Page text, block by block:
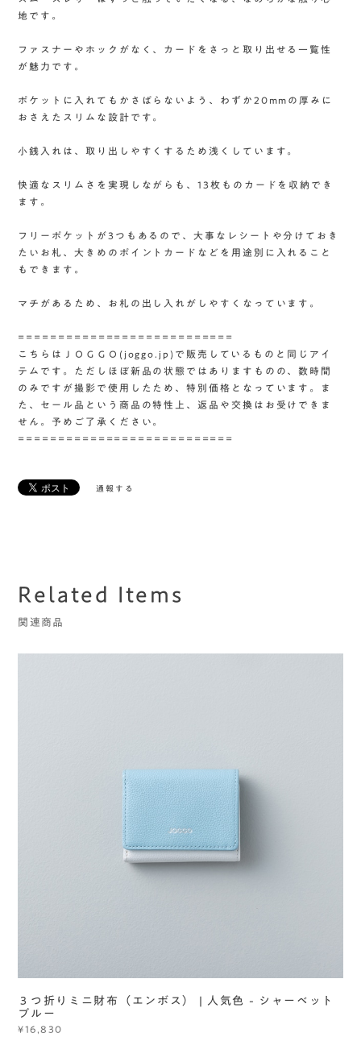
地です。
ファスナーやホックがなく、カードをさっと取り出せる一覧性
が魅力です。
ポケットに入れてもかさばらないよう、わずか20mmの厚みに
おさえたスリムな設計です。
小銭入れは、取り出しやすくするため浅くしています。
快適なスリムさを実現しながらも、13枚ものカードを収納でき
ます。
フリーポケットが3つもあるので、大事なレシートや分けておき
たいお札、大きめのポイントカードなどを用途別に入れること
もできます。
マチがあるため、お札の出し入れがしやすくなっています。
===========================
こちらはＪＯＧＧＯ(joggo.jp)で販売しているものと同じアイ
テムです。ただしほぼ新品の状態ではありますものの、数時間
のみですが撮影で使用したため、特別価格となっています。ま
た、セール品という商品の特性上、返品や交換はお受けできま
せん。予めご了承ください。
===========================
通報する
Related Items
関連商品
３つ折りミニ財布（エンボス） | 人気色 - シャーベット
ブルー
¥16,830